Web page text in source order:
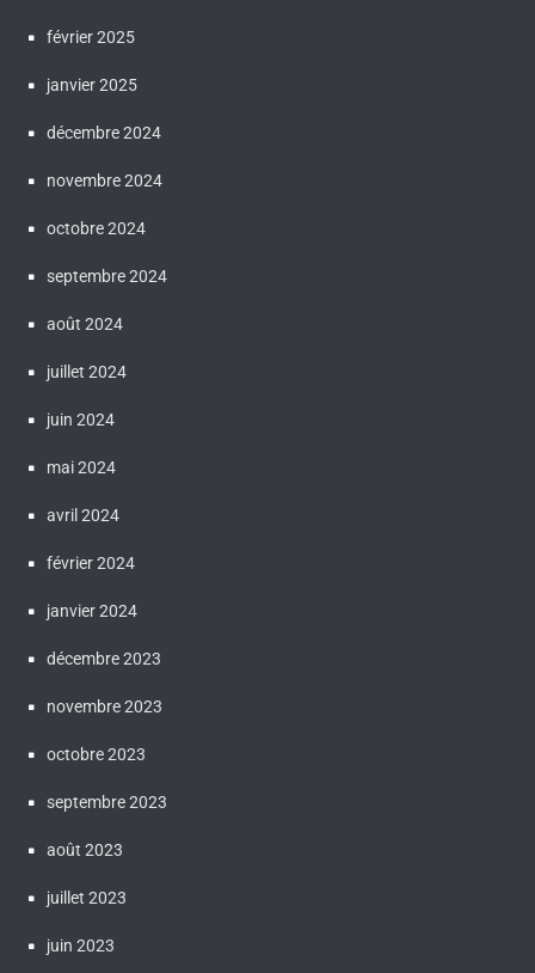
février 2025
janvier 2025
décembre 2024
novembre 2024
octobre 2024
septembre 2024
août 2024
juillet 2024
juin 2024
mai 2024
avril 2024
février 2024
janvier 2024
décembre 2023
novembre 2023
octobre 2023
septembre 2023
août 2023
juillet 2023
juin 2023